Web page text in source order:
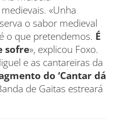
«Unha
o sabor medieval
o que pretendemos. É
sofre», explicou Foxo.
e as cantareiras da
do ‘Cantar dá
de Gaitas estreará